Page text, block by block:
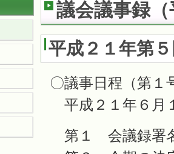
議会議事録
平成２１年第
〇議事日程（第１
平成２１年６月
第１ 会議録署